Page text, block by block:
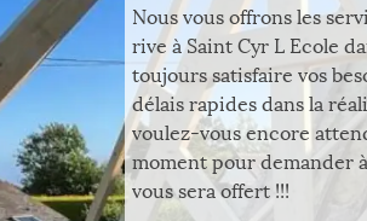
Nous vous offrons les
rive à Saint Cyr L Ecole
toujours satisfaire vos
délais rapides dans la
voulez-vous encore
moment pour demander
vous sera offert !!!